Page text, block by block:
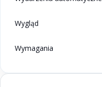
Wygląd
Wymagania